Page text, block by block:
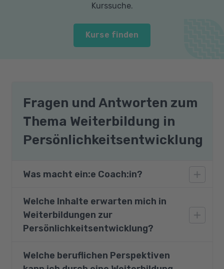
Kurssuche.
Kurse finden
Fragen und Antworten zum
Thema Weiterbildung in
Persönlichkeitsentwicklung
Was macht ein:e Coach:in?
Ein:e Coach:in unterstützt und begleitet
Menschen oder Gruppen dabei, ihre Ziele zu
erreichen und ihre Fähigkeiten zu entwickeln.
der Förderung der Selbstreflexion kommen
dabei eine zentrale Rolle zu.
Welche Inhalte erwarten mich in
Weiterbildungen zur
Persönlichkeitsentwicklung?
Unsere Kurse zur Persönlichkeitsentwicklung
Welche beruflichen Perspektiven